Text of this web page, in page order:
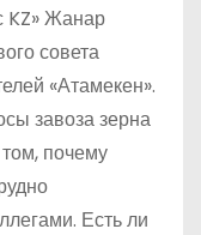
KZ» Жанар
совета
«Атамекен».
завоза зерна
почему
Есть ли